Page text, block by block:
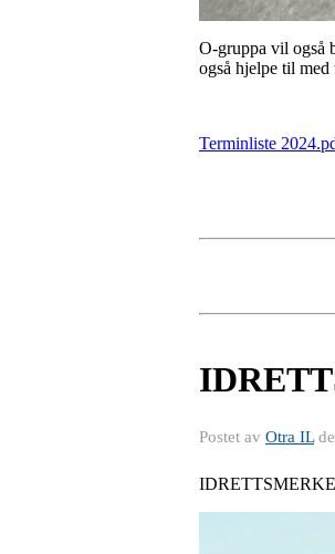
O-gruppa vil også
også hjelpe til
Terminliste
Postet av Otra IL